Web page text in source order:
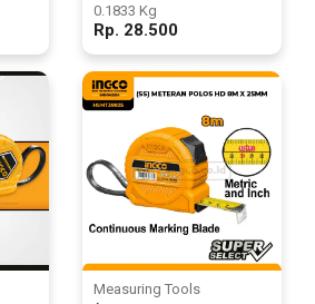
0.1833 Kg
Rp. 28.500
Measuring Tools